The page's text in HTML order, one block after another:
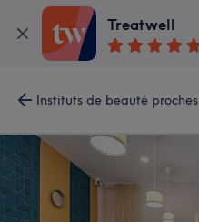
Treatwell
Instituts de beauté proches